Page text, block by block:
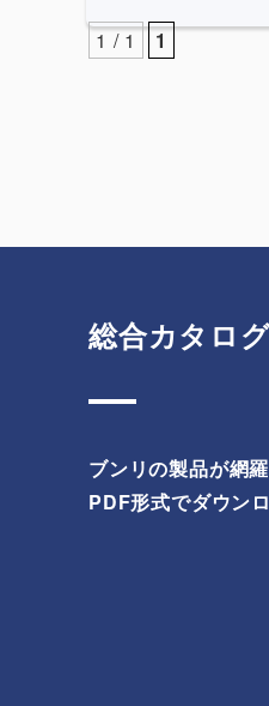
1 / 1 1
総合カタロ
ブンリの製品が網
PDF形式でダウン